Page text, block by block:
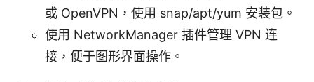
或 OpenVPN，使用 snap/apt/yum 安装包。
使用 NetworkManager 插件管理 VPN 连
接，便于图形界面操作。